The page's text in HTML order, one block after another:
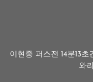
이현중 퍼스전 14분13초
와